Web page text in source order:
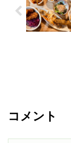
コメント